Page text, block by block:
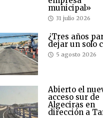
municipal»
31 julio 2026
¿Tres años
dejar un solo
5 agosto 2026
Abierto el
acceso sur de
Algeciras en
dirección a